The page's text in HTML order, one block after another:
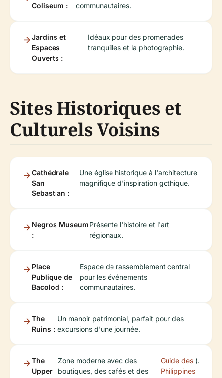
Coliseum :
communautaires.
Jardins et
Espaces
Ouverts :
Idéaux pour des promenades
tranquilles et la photographie.
Sites Historiques et
Culturels Voisins
Cathédrale
San
Sebastian :
Une église historique à l'architecture
magnifique d'inspiration gothique.
Negros Museum
:
Présente l'histoire et l'art
régionaux.
Place
Publique de
Bacolod :
Espace de rassemblement central
pour les événements
communautaires.
The
Ruins :
Un manoir patrimonial, parfait pour des
excursions d'une journée.
The
Upper
Zone moderne avec des
boutiques, des cafés et des
Guide des
Philippines
).